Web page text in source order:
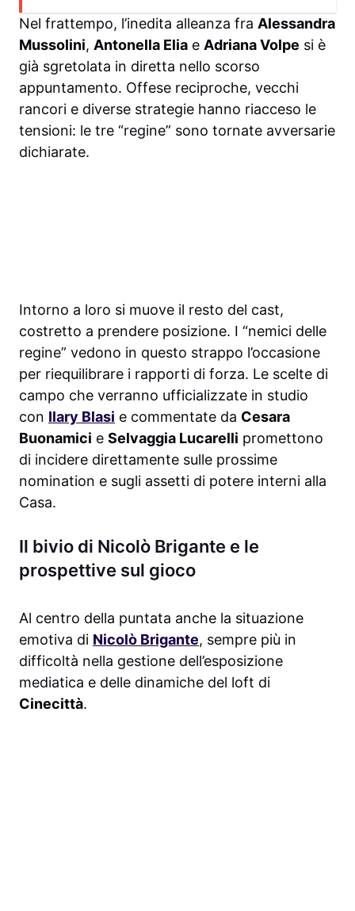
Nel frattempo, l’inedita alleanza fra Alessandra
Mussolini, Antonella Elia e Adriana Volpe si è
già sgretolata in diretta nello scorso
appuntamento. Offese reciproche, vecchi
rancori e diverse strategie hanno riacceso le
tensioni: le tre “regine” sono tornate avversarie
dichiarate.
Intorno a loro si muove il resto del cast,
costretto a prendere posizione. I “nemici delle
regine” vedono in questo strappo l’occasione
per riequilibrare i rapporti di forza. Le scelte di
campo che verranno ufficializzate in studio
con Ilary Blasi e commentate da Cesara
Buonamici e Selvaggia Lucarelli promettono
di incidere direttamente sulle prossime
nomination e sugli assetti di potere interni alla
Casa.
Il bivio di Nicolò Brigante e le
prospettive sul gioco
Al centro della puntata anche la situazione
emotiva di Nicolò Brigante, sempre più in
difficoltà nella gestione dell’esposizione
mediatica e delle dinamiche del loft di
Cinecittà.